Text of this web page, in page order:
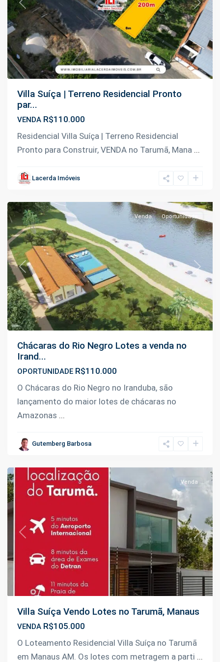
Previous Next
Villa Suíça | Terreno Residencial Pronto
par...
VENDA R$110.000
Residencial Villa Suíça | Terreno Residencial
Pronto para Construir, VENDA no Tarumã, Mana ...
Lacerda Imóveis
Km
07
Urbano,
Previous Next
Venda Oportunidade
Chácaras do Rio Negro Lotes a venda no
Irand...
OPORTUNIDADE R$110.000
O Chácaras do Rio Negro no Iranduba, são
lançamento do maior lotes de chácaras no
Amazonas ...
Gutemberg Barbosa
Tarumã,
Previous Next
Venda
Villa Suíça Vendo Lotes no Tarumã, Manaus
VENDA R$105.000
O Loteamento Residencial Villa Suíça no Tarumã
em Manaus AM. Os lotes com metragem a parti ...
Km
9